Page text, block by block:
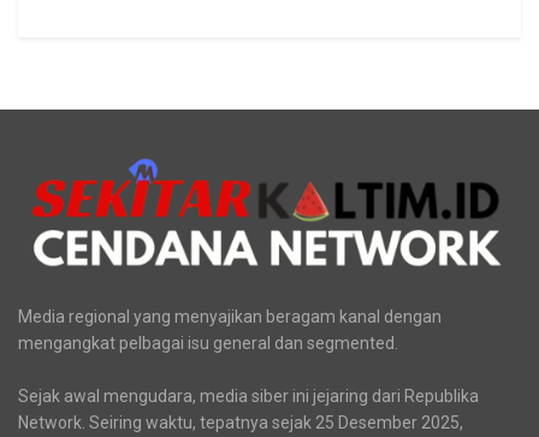
Media regional yang menyajikan beragam kanal dengan
mengangkat pelbagai isu general dan segmented.
Sejak awal mengudara, media siber ini jejaring dari Republika
Network. Seiring waktu, tepatnya sejak 25 Desember 2025,